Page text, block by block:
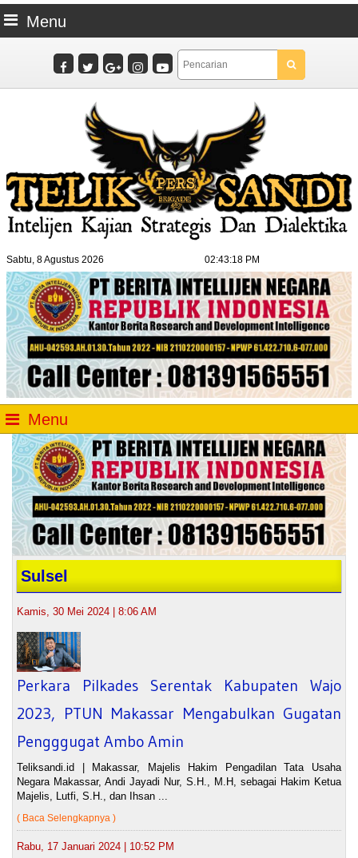
Menu
Sabtu, 8 Agustus 2026 02:43:19 PM
Menu
Sulsel
Kamis, 30 Mei 2024 | 8:06 AM
Perkara Pilkades Serentak Kabupaten Wajo
2023, PTUN Makassar Mengabulkan Gugatan
Pengggugat Ambo Amin
Teliksandi.id | Makassar, Majelis Hakim Pengadilan Tata Usaha
Negara Makassar, Andi Jayadi Nur, S.H., M.H, sebagai Hakim Ketua
Majelis, Lutfi, S.H., dan Ihsan ...
( Baca Selengkapnya )
Rabu, 17 Januari 2024 | 10:52 PM